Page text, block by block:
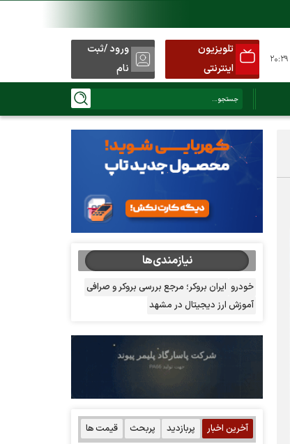
تلویزیون
اینترنتی
ورود /ثبت
نام
نیازمندی‌ها
خودرو ایران بروکر؛ مرجع بررسی بروکر و صرافی
آموزش ارز دیجیتال در مشهد
آخرین اخبار پربازدید پربحث قیمت ها